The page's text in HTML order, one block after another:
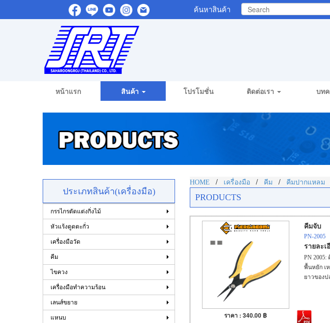
ค้นหาสินค้า
หน้าแรก สินค้า โปรโมชั่น ติดต่อเรา บท
ประเภทสินค้า(เครื่องมือ)
กรรไกรตัดแต่งกิ่งไม้
หัวแร้งดูดตะกั่ว
เครื่องมือวัด
คีม
ไขควง
เครื่องมือทำความร้อน
เลนส์ขยาย
แหนบ
HOME / เครื่องมือ / คีม / คีมปากแหลม
PRODUCTS
คีมจับ
PN-2005
รายละเ
PN
พื้นหยัก เ
ยาวของป
ราคา : 340.00 ฿